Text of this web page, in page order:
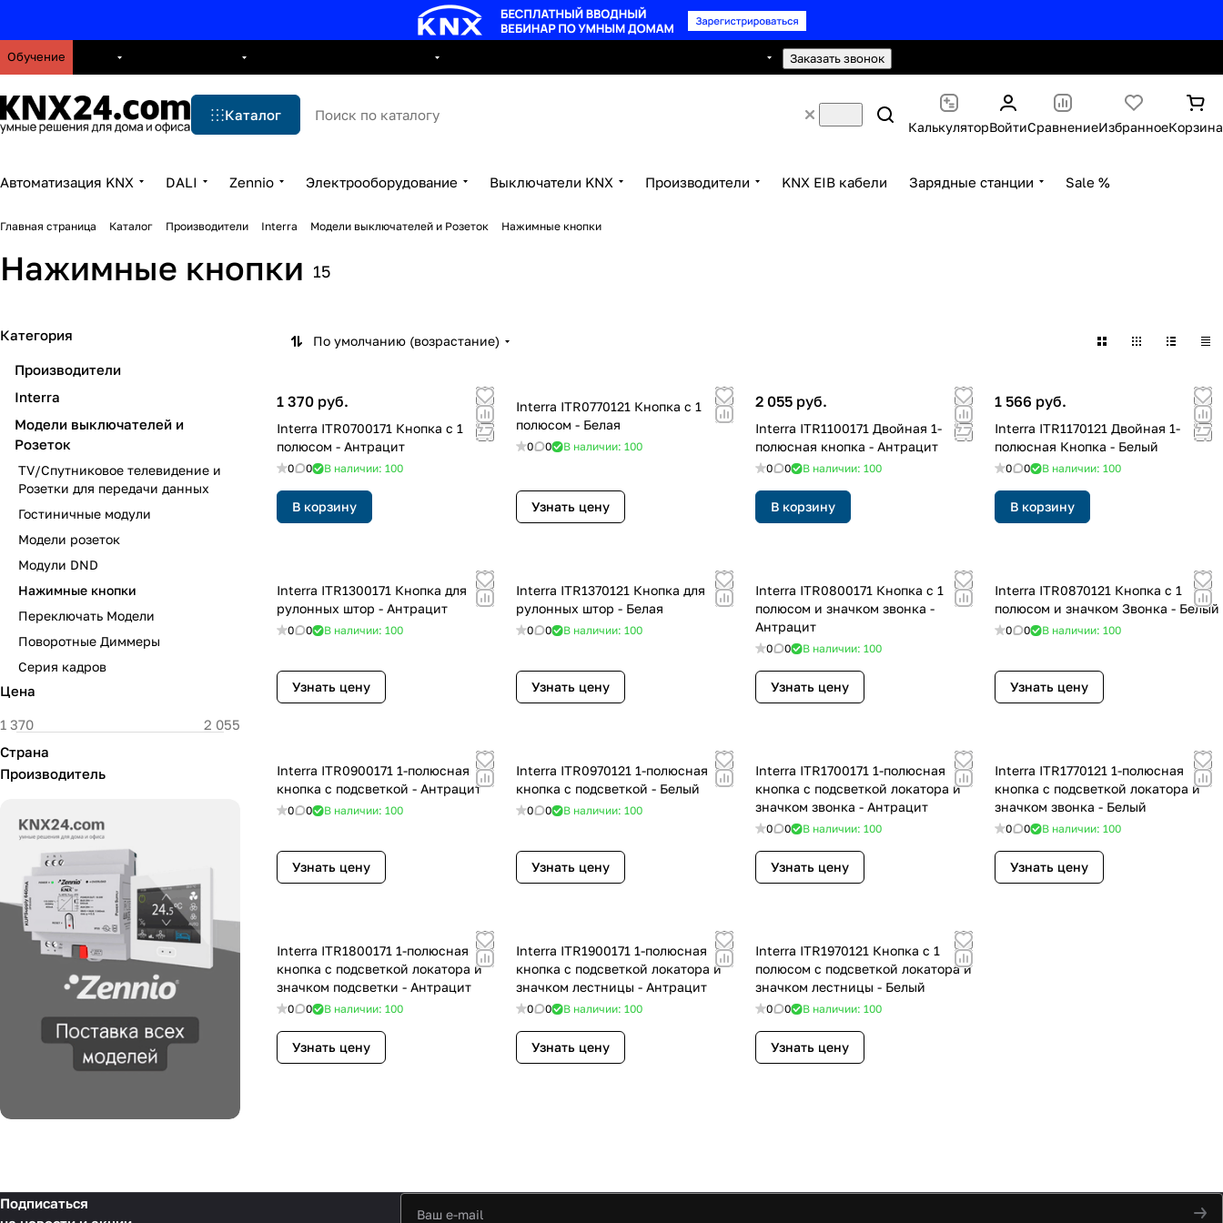
Обучение Заказать звонок
Каталог
КалькуляторВойтиСравнениеИзбранноеКорзина
Автоматизация KNX DALI Zennio Электрооборудование Выключатели KNX Производители KNX EIB кабели Зарядные станции Sale %
Главная страница Каталог Производители Interra Модели выключателей и Розеток Нажимные кнопки
Нажимные кнопки 15
По умолчанию (возрастание)
1 370 руб.
Interra ITR0700171 Кнопка с 1
полюсом - Антрацит
0 0 В наличии: 100
В корзину
Interra ITR0770121 Кнопка с 1
полюсом - Белая
0 0 В наличии: 100
Узнать цену
2 055 руб.
Interra ITR1100171 Двойная 1-
полюсная кнопка - Антрацит
0 0 В наличии: 100
В корзину
1 566 руб.
Interra ITR1170121 Двойная 1-
полюсная Кнопка - Белый
0 0 В наличии: 100
В корзину
Interra ITR1300171 Кнопка для
рулонных штор - Антрацит
0 0 В наличии: 100
Узнать цену
Interra ITR1370121 Кнопка для
рулонных штор - Белая
0 0 В наличии: 100
Узнать цену
Interra ITR0800171 Кнопка с 1
полюсом и значком звонка -
Антрацит
0 0 В наличии: 100
Узнать цену
Interra ITR0870121 Кнопка с 1
полюсом и значком Звонка - Белый
0 0 В наличии: 100
Узнать цену
Interra ITR0900171 1-полюсная
кнопка с подсветкой - Антрацит
0 0 В наличии: 100
Узнать цену
Interra ITR0970121 1-полюсная
кнопка с подсветкой - Белый
0 0 В наличии: 100
Узнать цену
Interra ITR1700171 1-полюсная
кнопка с подсветкой локатора и
значком звонка - Антрацит
0 0 В наличии: 100
Узнать цену
Interra ITR1770121 1-полюсная
кнопка с подсветкой локатора и
значком звонка - Белый
0 0 В наличии: 100
Узнать цену
Interra ITR1800171 1-полюсная
кнопка с подсветкой локатора и
значком подсветки - Антрацит
0 0 В наличии: 100
Узнать цену
Interra ITR1900171 1-полюсная
кнопка с подсветкой локатора и
значком лестницы - Антрацит
0 0 В наличии: 100
Узнать цену
Interra ITR1970121 Кнопка с 1
полюсом с подсветкой локатора и
значком лестницы - Белый
0 0 В наличии: 100
Узнать цену
Категория
Производители
Interra
Модели выключателей и
Розеток
TV/Спутниковое телевидение и
Розетки для передачи данных
Гостиничные модули
Модели розеток
Модули DND
Нажимные кнопки
Переключать Модели
Поворотные Диммеры
Серия кадров
Цена
Страна
Производитель
Подписаться